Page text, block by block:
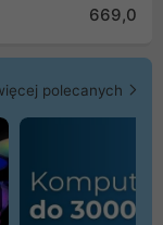
669,00
polecanych